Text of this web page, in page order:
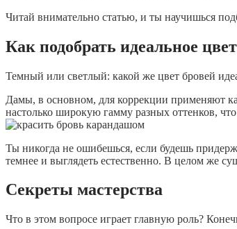
Читай внимательно статью, и ты научишься
Как подобрать идеальное
Темный или светлый: какой же цвет бровей
Дамы, в основном, для коррекции применяют
настолько широкую гамму разных оттенков,
Ты никогда не ошибешься, если будешь
темнее и выглядеть естественно. В целом же
Секреты мастерства
Что в этом вопросе играет главную роль?